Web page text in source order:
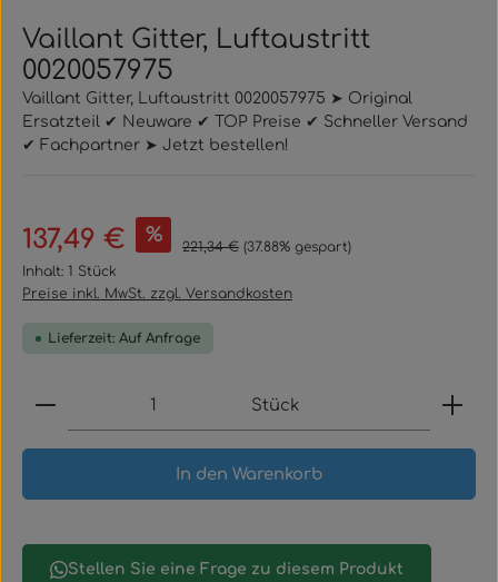
Vaillant Gitter, Luftaustritt
0020057975
Vaillant Gitter, Luftaustritt 0020057975 ➤ Original
Ersatzteil ✔ Neuware ✔ TOP Preise ✔ Schneller Versand
✔ Fachpartner ➤ Jetzt bestellen!
Verkaufspreis:
137,49 € % Regulärer Preis:
221,34 € (37.88% gespart)
Inhalt: 1 Stück
Preise inkl. MwSt. zzgl. Versandkosten
Lieferzeit: Auf Anfrage
Produkt Anzahl: Gib den gewünschten Wert
Stück
In den Warenkorb
Stellen Sie eine Frage zu diesem Produkt